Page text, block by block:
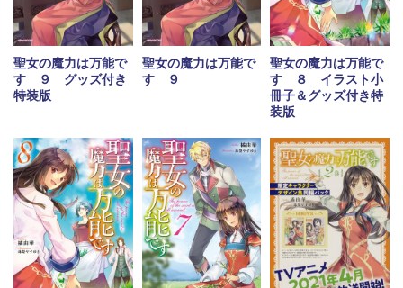
聖女の魔力は万能で
す ９ グッズ付き
特装版
聖女の魔力は万能で
す ９
聖女の魔力は万能で
す ８ イラスト小
冊子＆グッズ付き特
装版